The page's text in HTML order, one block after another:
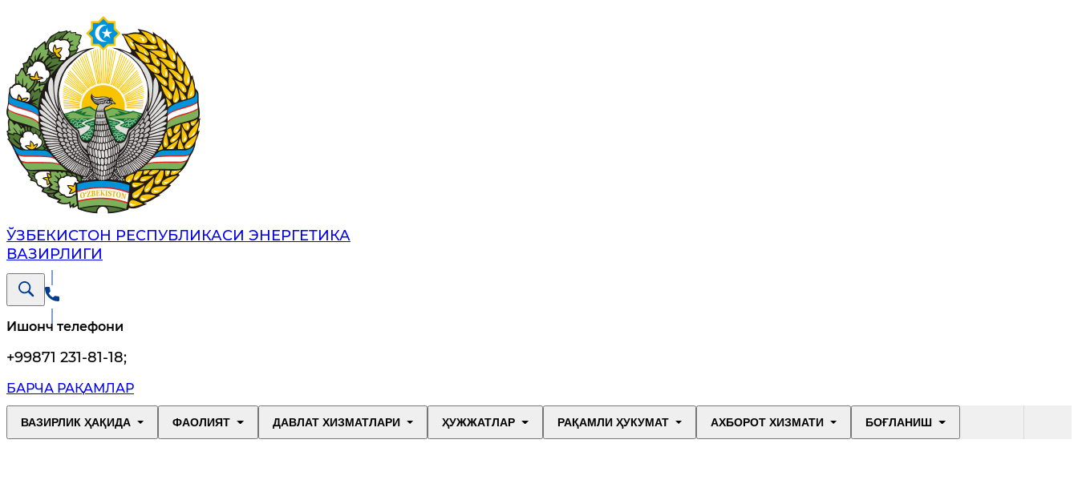
ЎЗБЕКИСТОН РЕСПУБЛИКАСИ ЭНЕРГЕТИКА
ВАЗИРЛИГИ
Ишонч телефони
+99871 231-81-18;
БАРЧА РАҚАМЛАР
ВАЗИРЛИК ҲАҚИДА ФАОЛИЯТ ДАВЛАТ ХИЗМАТЛАРИ ҲУЖЖАТЛАР РАҚАМЛИ ҲУКУМАТ АХБОРОТ ХИЗМАТИ БОҒЛАНИШ